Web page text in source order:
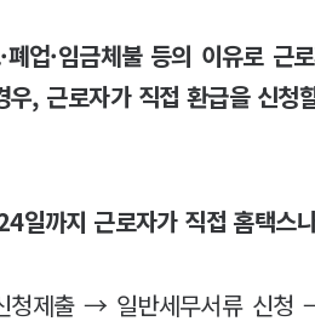
폐업·임금체불 등의 이유로 근
우, 근로자가 직접 환급을 신청
일까지 근로자가 직접 홈택스
청제출 → 일반세무서류 신